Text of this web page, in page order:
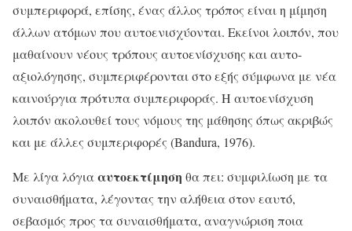
συμπεριφορά, επίσης, ένας άλλος τρόπος είναι η μίμηση
άλλων ατόμων που αυτοενισχύονται. Εκείνοι λοιπόν, που
μαθαίνουν νέους τρόπους αυτοενίσχυσης και αυτο-
αξιολόγησης, συμπεριφέρονται στο εξής σύμφωνα με νέα
καινούργια πρότυπα συμπεριφοράς. Η αυτοενίσχυση
λοιπόν ακολουθεί τους νόμους της μάθησης όπως ακριβώς
και με άλλες συμπεριφορές (Bandura, 1976).
Με λίγα λόγιααυτοεκτίμηση θα πει: συμφιλίωση με τα
συναισθήματα, λέγοντας την αλήθεια στον εαυτό,
σεβασμός προς τα συναισθήματα, αναγνώριση ποια